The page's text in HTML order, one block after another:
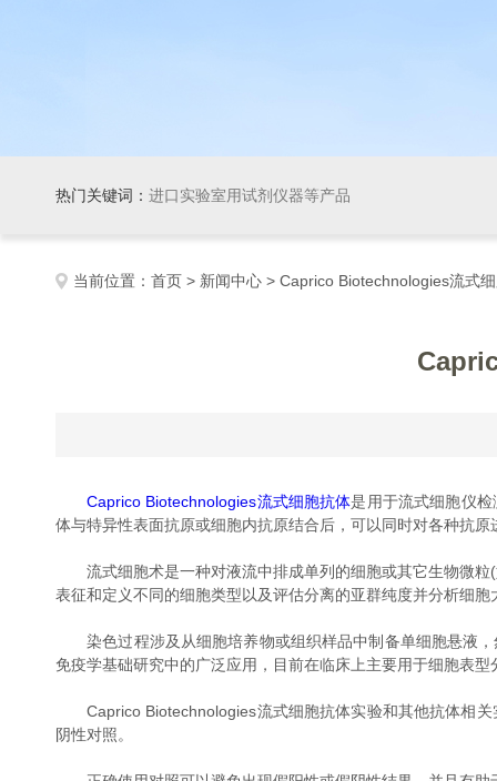
热门关键词： 进口实验室用试剂仪器等产品
当前位置： 首页 > 新闻中心 > Caprico Biotechnologies流式
Caprico Biotechnologies流式细胞抗体是用于流式细胞仪
体与特异性表面抗原或细胞内抗原结合后，可以同时对各种抗
流式细胞术是一种对液流中排成单列的细胞或其它生物微粒(
表征和定义不同的细胞类型以及评估分离的亚群纯度并分析细
染色过程涉及从细胞培养物或组织样品中制备单细胞悬液，
免疫学基础研究中的广泛应用，目前在临床上主要用于细胞表
Caprico Biotechnologies流式细胞抗体实验和其他抗体相关
阴性对照。